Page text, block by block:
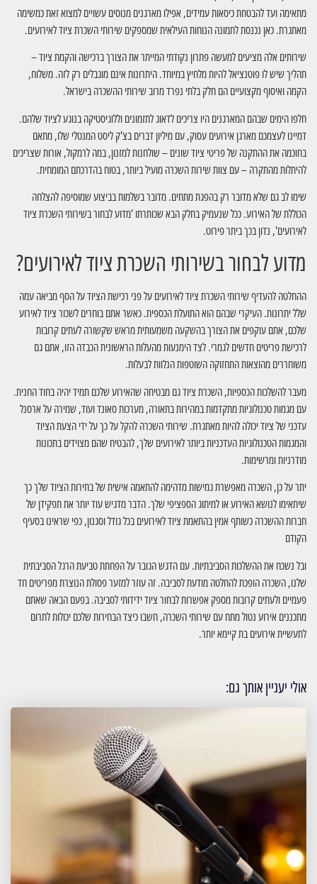
מתאימה ועד להבטחת כיסאות עמידים, אפילו מארגנים מנוסים עשויים למצוא זאת כמשימה
מאתגרת. כאן נכנסת לתמונה הנוחות העילאית שמספקים שירותי השכרת ציוד לאירועים.
שירותים אלה מציעים למעשה פתרון נקודתי המייתר את הצורך ברכישה והקמת ציוד –
תהליך שיש לו פוטנציאל להיות מלחיץ במיוחד. היתרונות אינם מוגבלים רק לזה. משלוח,
הקמה ואיסוף מקצועיים הם חלק בלתי נפרד מרוב שירותי ההשכרה בישראל.
חלפו הימים שבהם המארגנים היו צריכים לדאוג לתזמונים וללוגיסטיקה בנוגע לציוד שלהם.
דמיינו לעצמכם מארגן אירועים עסוק, עם מיליון דברים בצ'ק ליסט המנטלי שלו, מתאם
בחוכמה את ההתקנה של פריטי ציוד שונים – שולחנות למזנון, במה לרמקול, אורות שצריכים
להיתלות מהתקרה – עם צוות שירות השכרה מועיל ביותר, בטוח בהדרכתם המומחית.
שימו לב גם שלא מדובר רק בהפגת מתחים. מדובר בשלמות בביצוע שמוסיפה להצלחה
הכוללת של האירוע. ככל שנעמיק בחלק הבא שכותרתו 'מדוע לבחור בשירותי השכרת ציוד
לאירועים', נדון בכך ביתר פירוט.
מדוע לבחור בשירותי השכרת ציוד לאירועים?
ההחלטה להעדיף שירותי השכרת ציוד לאירועים על פני רכישת הציוד על הסף מביאה עמה
שלל יתרונות. העיקרי שבהם הוא התועלת הכספית. כאשר אתם בוחרים לשכור ציוד לאירוע
שלכם, אתם עוקפים את הצורך בהשקעה משמעותית מראש שקשורה לעתים קרובות
לרכישת פריטים חדשים לגמרי. לצד הימנעות מהעלות הראשונית הכבדה הזו, אתם גם
משוחררים מהוצאות התחזוקה השוטפות הנלוות לבעלות.
מעבר להשלכות הכספיות, השכרת ציוד גם מבטיחה שהאירוע שלכם תמיד יהיה בחוד החנית.
עם מגמות טכנולוגיות מתקדמות במהירות בתאורה, מערכות סאונד ועוד, שמירה על ארסנל
עדכני של ציוד יכולה להיות מאתגרת. שירותי השכרה להקל על כך על ידי הצעת הציוד
והמגמות הטכנולוגיות העדכניות ביותר לאירועים שלך, להבטיח שהם מצוידים בתכונות
מודרניות ומרשימות.
יתר על כן, השכרה מאפשרת גמישות מדהימה להתאמה אישית של בחירות הציוד שלך כך
שיתאימו לנושא האירוע או למיתוג הספציפי שלך. הדבר מדגיש עוד יותר את תפקידן של
חברות ההשכרה כשותף אמין בהתאמת ציוד לאירועים בכל גודל וסגנון, כפי שראינו בסעיף
הקודם
ובל נשכח את ההשלכות הסביבתיות. עם הדגש הגובר על הפחתת טביעת הרגל הסביבתית
שלנו, השכרה הופכת להחלטה מודעת לסביבה. זה עוזר למזער פסולת הנוצרת מפריטים חד
פעמיים ולעתים קרובות מספק אפשרות לבחור ציוד ידידותי לסביבה. בפעם הבאה שאתם
מתכננים אירוע נטול מתח עם שירותי השכרה, חשבו כיצד הבחירות שלכם יכולות לתרום
לתעשיית אירועים בת קיימא יותר.
אולי יעניין אותך גם: